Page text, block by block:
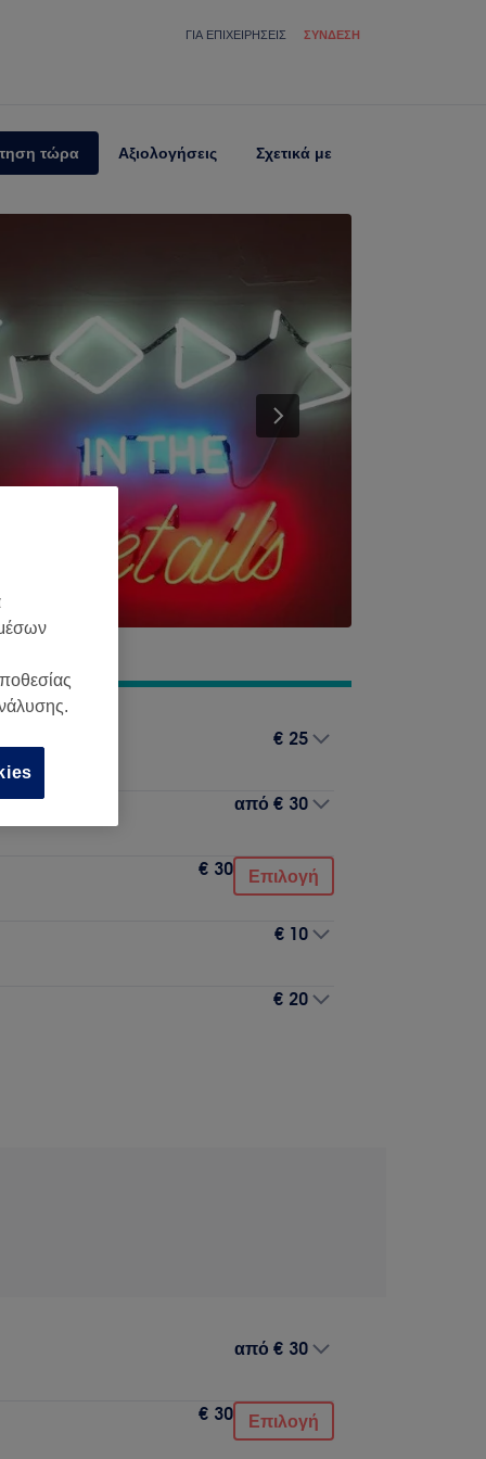
ΓΙΑ ΕΠΙΧΕΙΡΉΣΕΙΣ ΣΎΝΔΕΣΗ
τώρα Αξιολογήσεις Σχετικά με
€ 25
από € 30
€ 30 Επιλογή
€ 10
€ 20
από € 30
€ 30 Επιλογή
μέσων